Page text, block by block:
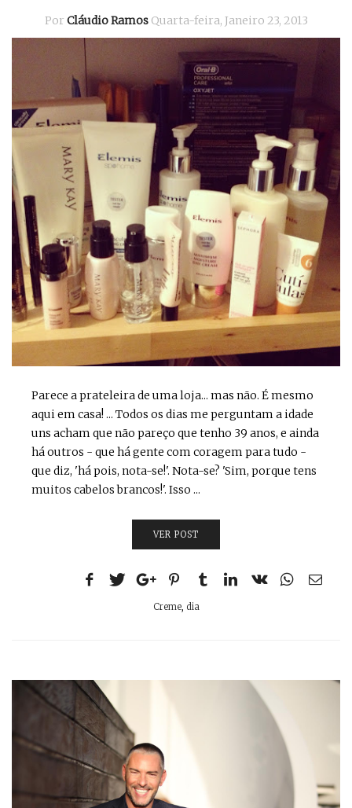
Por Cláudio Ramos Quarta-feira, Janeiro 23, 2013
Parece a prateleira de uma loja... mas não. É mesmo
aqui em casa! ... Todos os dias me perguntam a idade
uns acham que não pareço que tenho 39 anos, e ainda
há outros - que há gente com coragem para tudo -
que diz, 'há pois, nota-se!'. Nota-se? 'Sim, porque tens
muitos cabelos brancos!'. Isso ...
VER POST
Creme, dia